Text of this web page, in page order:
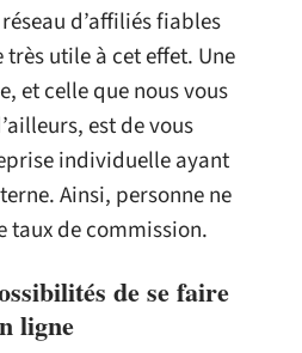
d’affiliés fiables
utile à cet effet. Une
et celle que nous vous
est de vous
individuelle ayant
Ainsi, personne ne
taux de commission.
de se faire
ligne